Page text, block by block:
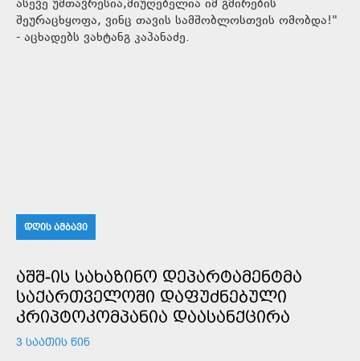
ასევე უმთავრესია,მიუღებელია იმ გმირების
შეურაცხყოფა, ვინც თავის სამშობლოსთვის ომობდა!"
- აცხადებს ვახტანგ კაპანაძე.
ᲓᲦᲘᲡ ᲐᲛᲑᲐᲕᲘ
ᲐᲨᲨ-ᲘᲡ ᲡᲐᲮᲐᲖᲘᲜᲝ ᲓᲔᲞᲐᲠᲢᲐᲛᲔᲜᲢᲛᲐ
ᲡᲐᲥᲐᲠᲗᲕᲔᲚᲝᲨᲘ ᲓᲐᲤᲣᲫᲜᲔᲑᲣᲚᲘ
ᲙᲠᲘᲞᲢᲝᲙᲝᲛᲞᲐᲜᲘᲐ ᲓᲐᲐᲡᲐᲜᲥᲪᲘᲠᲐ
3 ᲡᲐᲐᲗᲘᲡ ᲬᲘᲜ